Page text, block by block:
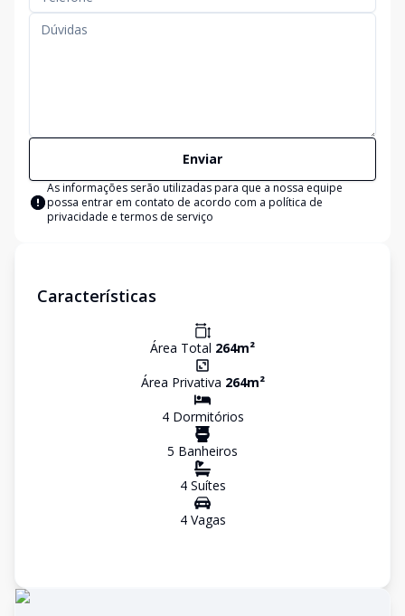
Enviar
As informações serão utilizadas para que a nossa equipe
possa entrar em contato de acordo com a política de
privacidade e termos de serviço
Características
Área Total 264m²
Área Privativa 264m²
4Dormitórios
5 Banheiros
4Suítes
4Vagas